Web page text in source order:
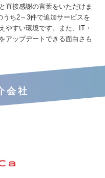
直接感謝の言葉をいただけま
ち2～3件で追加サービスを
やすい環境です。また、IT・
アップデートできる面白さも
会社